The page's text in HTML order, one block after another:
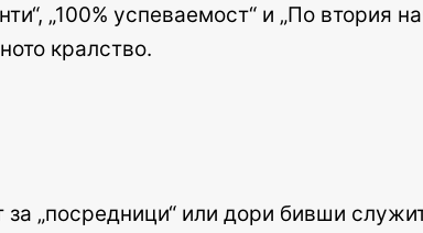
„100% успеваемост“ и „По втория
кралство.
„посредници“ или дори бивши